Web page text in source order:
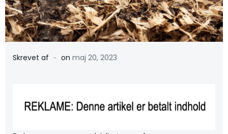
Skrevet af - on maj 20, 2023